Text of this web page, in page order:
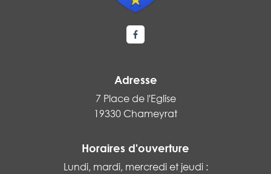
Lien vers le compte Facebook
Adresse
7 Place de l'Eglise
19330 Chameyrat
Horaires d'ouverture
Lundi, mardi, mercredi et jeudi :